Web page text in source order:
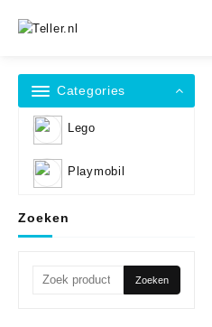
Categories
Lego
Playmobil
Zoeken
Zoeken
Zoeken